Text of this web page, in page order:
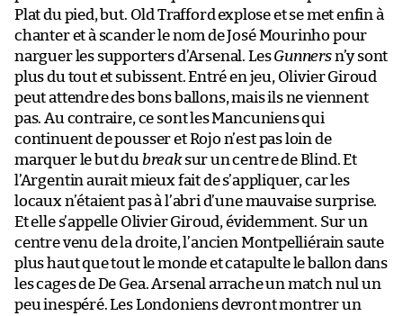
Plat du pied, but. Old Trafford explose et se met enfin à
chanter et à scander le nom de José Mourinho pour
narguer les supporters d’Arsenal. LesGunnersn’y sont
plus du tout et subissent. Entré en jeu, Olivier Giroud
peut attendre des bons ballons, mais ils ne viennent
pas. Au contraire, ce sont les Mancuniens qui
continuent de pousser et Rojo n’est pas loin de
marquer le but du breaksur un centre de Blind. Et
l’Argentin aurait mieux fait de s’appliquer, car les
locaux n’étaient pas à l’abri d’une mauvaise surprise.
Et elle s’appelle Olivier Giroud, évidemment. Sur un
centre venu de la droite, l’ancien Montpelliérain saute
plus haut que tout le monde et catapulte le ballon dans
les cages de De Gea. Arsenal arrache un match nul un
peu inespéré. Les Londoniens devront montrer un